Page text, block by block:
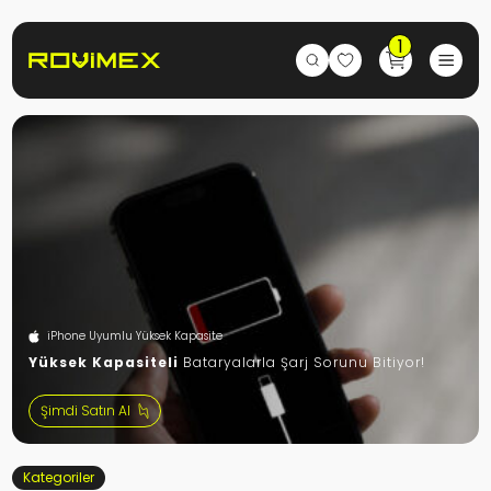
1
iPhone Uyumlu Yüksek Kapasite
Yüksek Kapasiteli Bataryalarla Şarj Sorunu Bitiyor!
Şimdi Satın Al
Kategoriler